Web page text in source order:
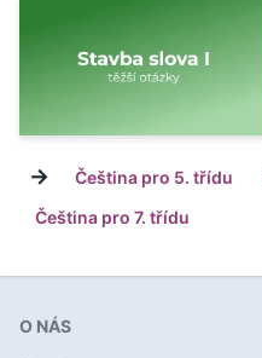
→ Čeština pro 5. třídu
Čeština pro 7. třídu
O NÁS